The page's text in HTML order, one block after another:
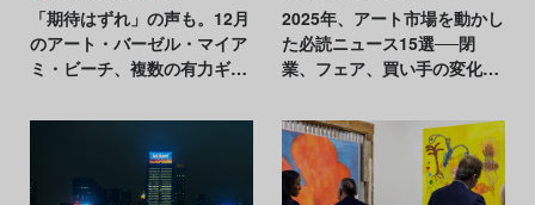
「期待はずれ」の声も。12月
のアート・バーゼル・マイア
ミ・ビーチ、複数の有力ギャ
2025年、アート市場を動かし
た必読ニュース15選──閉
業、フェア、買い手の変化ま
とめ】